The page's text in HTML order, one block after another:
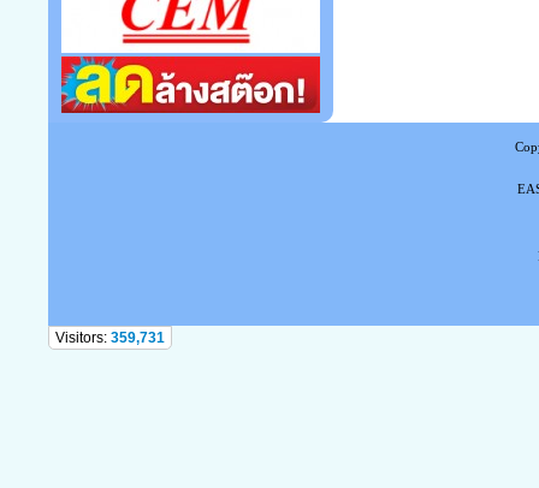
Visitors: 359,731